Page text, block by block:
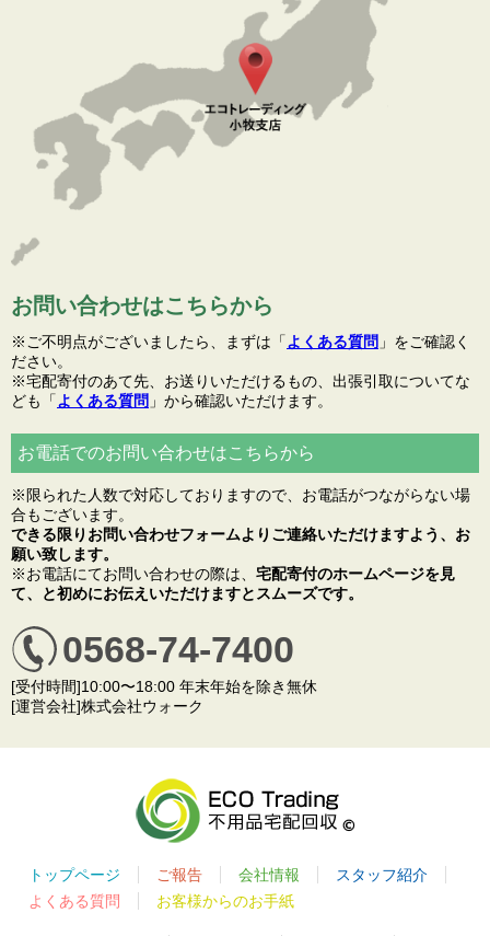
お問い合わせはこちらから
※ご不明点がございましたら、まずは「よくある質問 」をご確認く
ださい。
※宅配寄付のあて先、お送りいただけるもの、出張引取についてな
ども「よくある質問 」から確認いただけます。
お電話でのお問い合わせはこちらから
※限られた人数で対応しておりますので、お電話がつながらない場
合もございます。
できる限りお問い合わせフォームよりご連絡いただけますよう、お
願い致します。
※お電話にてお問い合わせの際は、 宅配寄付のホームページを見
て、と初めにお伝えいただけますとスムーズです。
0568-74-7400
[受付時間]10:00〜18:00 年末年始を除き無休
[運営会社]株式会社ウォーク
トップページ ご報告 会社情報
スタッフ紹介
よくある質問
お客様からのお手紙